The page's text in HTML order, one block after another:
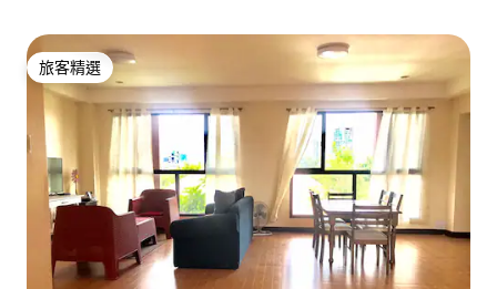
旅客精選
旅客精選